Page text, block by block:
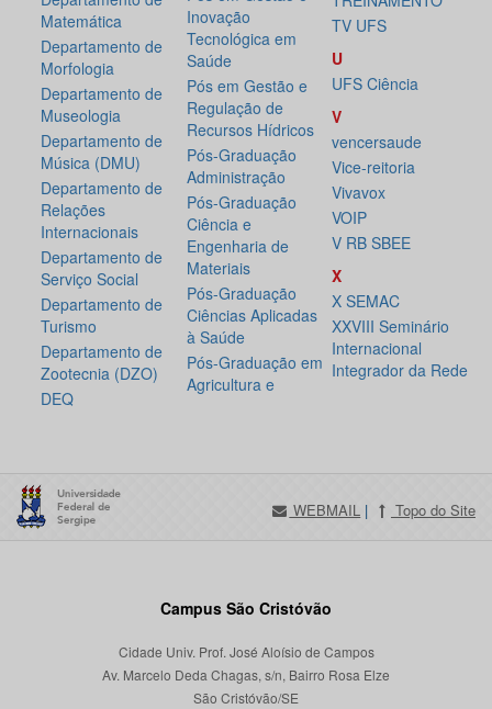
Matemática
Departamento de
Morfologia
Departamento de
Museologia
Departamento de
Música (DMU)
Departamento de
Relações
Internacionais
Departamento de
Serviço Social
Departamento de
Turismo
Departamento de
Zootecnia (DZO)
DEQ
Inovação
Tecnológica em
Saúde
Pós em Gestão e
Regulação de
Recursos Hídricos
Pós-Graduação
Administração
Pós-Graduação
Ciência e
Engenharia de
Materiais
Pós-Graduação
Ciências Aplicadas
à Saúde
Pós-Graduação em
Agricultura e
TV UFS
U
UFS Ciência
V
vencersaude
Vice-reitoria
Vivavox
VOIP
V RB SBEE
X
X SEMAC
XXVIII Seminário
Internacional
Integrador da Rede
WEBMAIL | Topo do Site
Campus São Cristóvão
Cidade Univ. Prof. José Aloísio de Campos
Av. Marcelo Deda Chagas, s/n, Bairro Rosa Elze
São Cristóvão/SE